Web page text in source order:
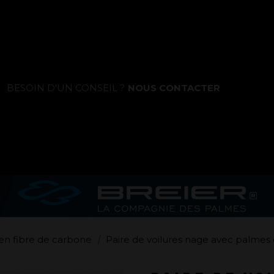
La marque
Comment nous voulons le faire
Comment nous innovons
Une histoire d'innovations - Saison 1 :
Genesis
BESOIN D'UN CONSEIL ? NOUS CONTACTER
fibre de carbone Paire de voilures nage avec